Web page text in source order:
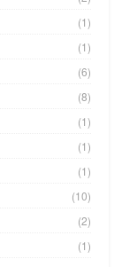
(1)
(1)
(6)
(8)
(1)
(1)
(1)
(10)
(2)
(1)